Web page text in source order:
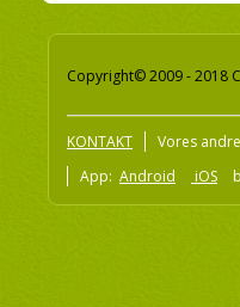
Copyright© 2009 - 2018
KONTAKT Vores
App: Android iOS